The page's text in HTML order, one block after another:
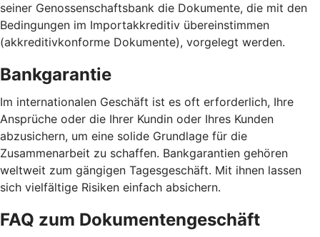
seiner Genossenschaftsbank die Dokumente, die mit den
Bedingungen im Importakkreditiv übereinstimmen
(akkreditivkonforme Dokumente), vorgelegt werden.
Bankgarantie
Im internationalen Geschäft ist es oft erforderlich, Ihre
Ansprüche oder die Ihrer Kundin oder Ihres Kunden
abzusichern, um eine solide Grundlage für die
Zusammenarbeit zu schaffen. Bankgarantien gehören
weltweit zum gängigen Tagesgeschäft. Mit ihnen lassen
sich vielfältige Risiken einfach absichern.
FAQ zum Dokumentengeschäft